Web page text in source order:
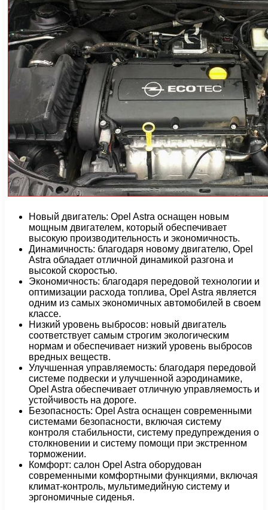
Новый двигатель: Opel Astra оснащен новым
мощным двигателем, который обеспечивает
высокую производительность и экономичность.
Динамичность: благодаря новому двигателю, Opel
Astra обладает отличной динамикой разгона и
высокой скоростью.
Экономичность: благодаря передовой технологии и
оптимизации расхода топлива, Opel Astra является
одним из самых экономичных автомобилей в своем
классе.
Низкий уровень выбросов: новый двигатель
соответствует самым строгим экологическим
нормам и обеспечивает низкий уровень выбросов
вредных веществ.
Улучшенная управляемость: благодаря передовой
системе подвески и улучшенной аэродинамике,
Opel Astra обеспечивает отличную управляемость и
устойчивость на дороге.
Безопасность: Opel Astra оснащен современными
системами безопасности, включая систему
контроля стабильности, систему предупреждения о
столкновении и систему помощи при экстренном
торможении.
Комфорт: салон Opel Astra оборудован
современными комфортными функциями, включая
климат-контроль, мультимедийную систему и
эргономичные сиденья.